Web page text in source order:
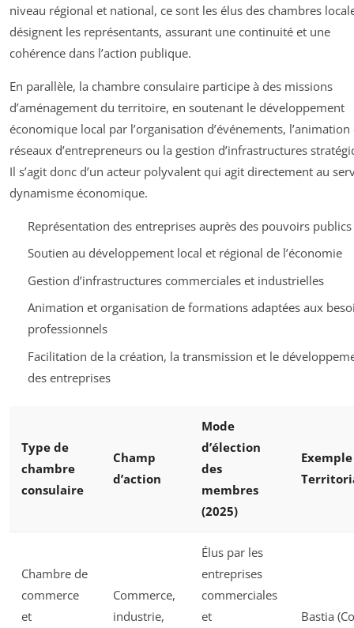
niveau régional et national, ce sont les élus des chambres
désignent les représentants, assurant une continuité et une
cohérence dans l’action publique.
En parallèle, la chambre consulaire participe à des missions
d’aménagement du territoire, en soutenant le développement
économique local par l’organisation d’événements, l’animation
réseaux d’entrepreneurs ou la gestion d’infrastructures
Il s’agit donc d’un acteur polyvalent qui agit directement au
dynamisme économique.
Représentation des entreprises auprès des pouvoirs publics
Soutien au développement local et régional de l’économie
Gestion d’infrastructures commerciales et industrielles
Animation et organisation de formations adaptées aux
professionnels
Facilitation de la création, la transmission et le
des entreprises
Type de
chambre
consulaire
Champ
d’action
Mode
d’élection
des
membres
(2025)
Exemple
Chambre de
commerce
et
Commerce,
industrie,
Élus par les
entreprises
commerciales
et
Bastia